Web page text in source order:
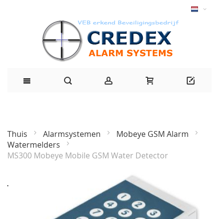
Thuis Alarmsystemen
Mobeye GSM Alarm
Watermelders
MS300 Mobeye Mobile GSM Water Detector
naar